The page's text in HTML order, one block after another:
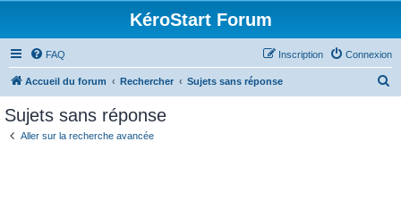
KéroStart Forum
FAQ Connexion
Inscription
Accueil du forum Rechercher Sujets sans réponse
Sujets sans réponse
Aller sur la recherche avancée